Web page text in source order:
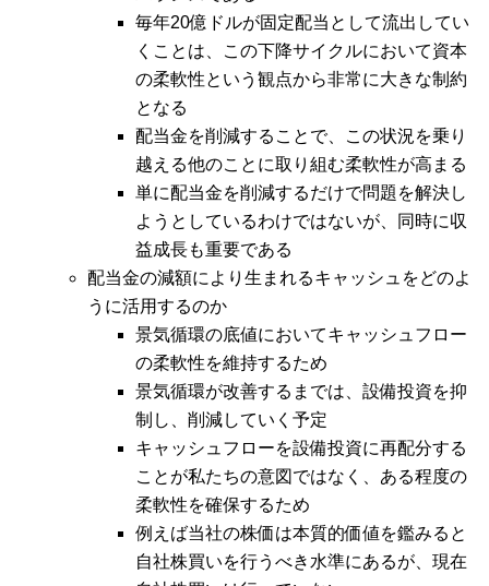
毎年20億ドルが固定配当として流出してい
くことは、この下降サイクルにおいて資本
の柔軟性という観点から非常に大きな制約
となる
配当金を削減することで、この状況を乗り
越える他のことに取り組む柔軟性が高まる
単に配当金を削減するだけで問題を解決し
ようとしているわけではないが、同時に収
益成長も重要である
配当金の減額により生まれるキャッシュをどのよ
うに活用するのか
景気循環の底値においてキャッシュフロー
の柔軟性を維持するため
景気循環が改善するまでは、設備投資を抑
制し、削減していく予定
キャッシュフローを設備投資に再配分する
ことが私たちの意図ではなく、ある程度の
柔軟性を確保するため
例えば当社の株価は本質的価値を鑑みると
自社株買いを行うべき水準にあるが、現在